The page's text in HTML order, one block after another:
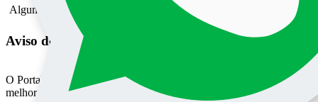
Alguma mensagem
Aviso de Privacidade do Portal UNOESTE
O Portal UNOESTE usa cookies para oferecer aos usuários uma
melhor experiência de acesso aos conteúdos e serviços oferecidos.